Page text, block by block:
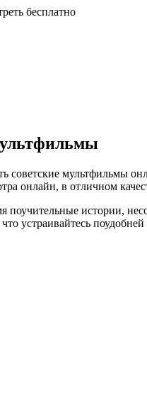
бесплатно
советские мультфильмы
онлайн, в отличном
поучительные истории,
устраивайтесь